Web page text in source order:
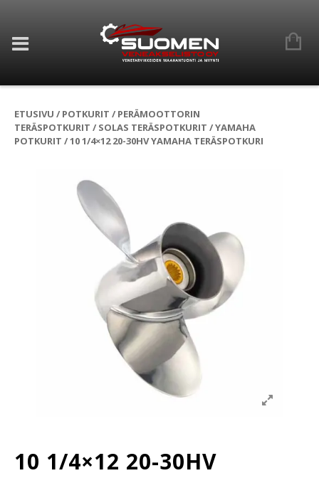
ETUSIVU / POTKURIT / PERÄMOOTTORIN
TERÄSPOTKURIT / SOLAS TERÄSPOTKURIT /YAMAHA
POTKURIT / 10 1/4×12 20-30HV YAMAHA TERÄSPOTKURI
10 1/4×12 20-30HV